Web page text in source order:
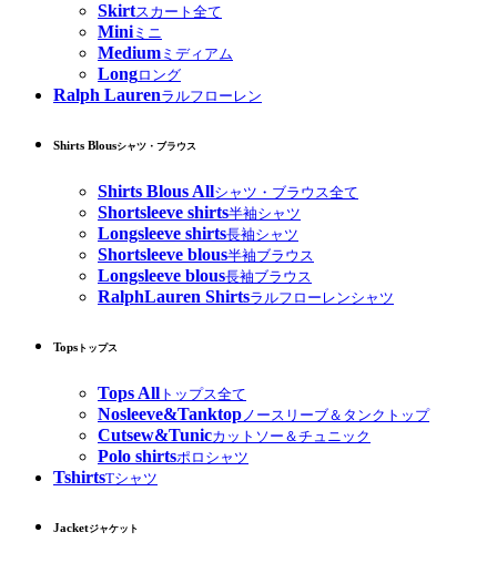
Skirtスカート全て
Miniミニ
Medium ミディアム
Longロング
Ralph Laurenラルフローレン
Shirts Blousシャツ・ブラウス
Shirts Blous Allシャツ・ブラウス全て
Shortsleeve shirts半袖シャツ
Longsleeve shirts長袖シャツ
Shortsleeve blous半袖ブラウス
Longsleeve blous長袖ブラウス
RalphLauren Shirtsラルフローレンシャツ
Tops トップス
Tops All トップス全て
Nosleeve&Tanktopノースリーブ＆タンクトップ
Cutsew&Tunicカットソー＆チュニック
Polo shirtsポロシャツ
TshirtsTシャツ
Jacketジャケット